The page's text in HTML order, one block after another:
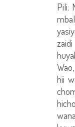
Pili:
hii